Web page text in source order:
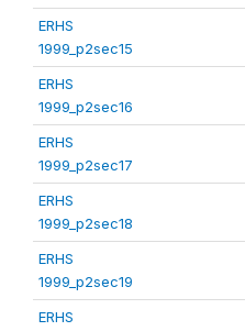
ERHS
1999_p2sec15
ERHS
1999_p2sec16
ERHS
1999_p2sec17
ERHS
1999_p2sec18
ERHS
1999_p2sec19
ERHS